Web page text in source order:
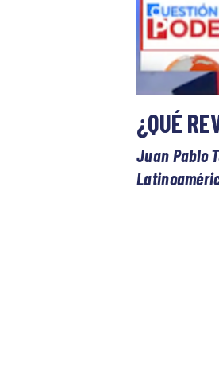
¿QUÉ
Juan Pablo